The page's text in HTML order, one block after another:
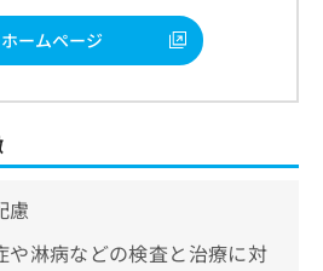
ホームページ
慮
や淋病などの検査と治療に対